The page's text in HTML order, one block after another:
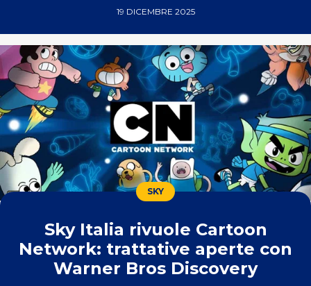
19 DICEMBRE 2025
SKY
Sky Italia rivuole Cartoon
Network: trattative aperte con
Warner Bros Discovery